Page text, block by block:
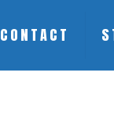
CONTACT